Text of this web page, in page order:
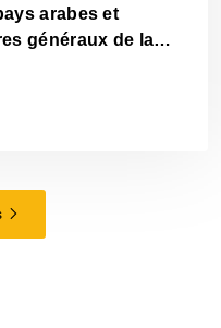
arabes et
généraux de la
de la
Conseil de